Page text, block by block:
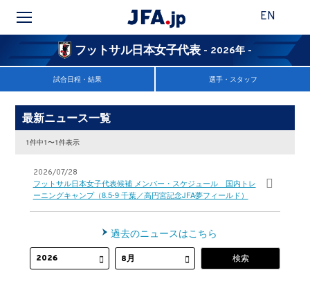
EN
フットサル日本女子代表 - 2026年 -
試合日程・結果 選手・スタッフ
最新ニュース一覧
1件中1〜1件表示
2026/07/28
フットサル日本女子代表候補 メンバー・スケジュール 国内トレ
ーニングキャンプ（8.5-9 千葉／高円宮記念JFA夢フィールド）
過去のニュースはこちら